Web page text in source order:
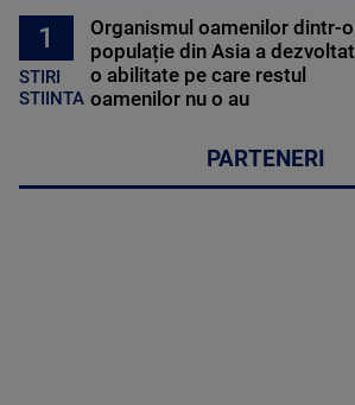
1
STIRI
STIINTA
Organismul oamenilor dintr-o
populație din Asia a dezvoltat
o abilitate pe care restul
oamenilor nu o au
PARTENERI